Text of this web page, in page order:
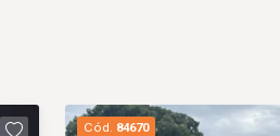
Cód. 84670